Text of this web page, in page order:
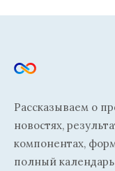
Рассказываем о
новостях,
компонентах,
полный